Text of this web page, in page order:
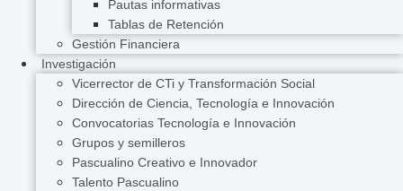
Pautas informativas
Tablas de Retención
Gestión Financiera
Investigación
Vicerrector de CTi y Transformación Social
Dirección de Ciencia, Tecnología e Innovación
Convocatorias Tecnología e Innovación
Grupos y semilleros
Pascualino Creativo e Innovador
Talento Pascualino